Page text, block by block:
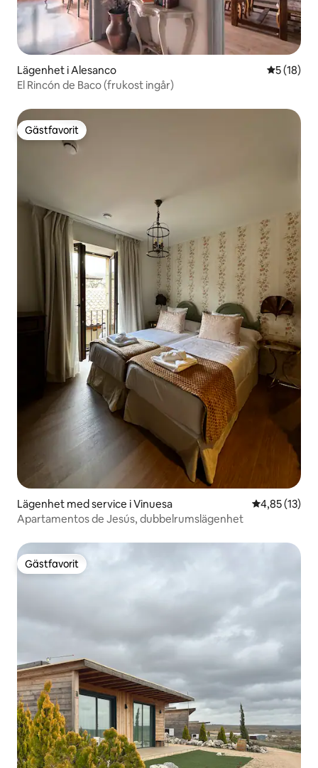
Lägenhet i Alesanco 5 av 5 i
5 (18)
El Rincón de Baco (frukost ingår)
Gästfavorit
Gästfavorit
Lägenhet med service i Vinuesa 4,85 av 5 i
4,85 (13)
Apartamentos de Jesús, dubbelrumslägenhet
Gästfavorit
Gästfavorit